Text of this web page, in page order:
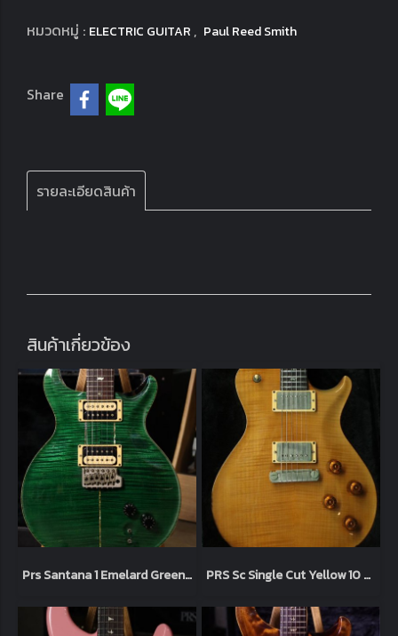
หมวดหมู่ : ELECTRIC GUITAR , Paul Reed Smith
Share
รายละเอียดสินค้า
สินค้าเกี่ยวข้อง
Prs Santana 1 Emelard Green 1997 (3.6kg) PRS Sc Single Cut Yellow 10 Top 2003 (3.9kg)